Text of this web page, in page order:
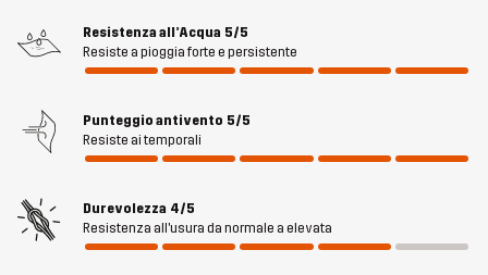
Un’apertura con zip sul collo permette di attaccare un guinzaglio
facilmente. Finitura con un piping riflettente per aumentare la
comfort. La Silence Proshell Dog Jacket è una protezione affidabile
da pioggia, vento e fango, per le avventure in tutto l’anno.
Fit REGULAR
Resistenza all’Acqua 5/5
Resiste a pioggia forte e persistente
Punteggio antivento 5/5
Resiste ai temporali
Durevolezza 4/5
Resistenza all'usura da normale a elevata